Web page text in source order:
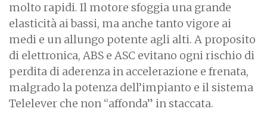
molto rapidi. Il motore sfoggia una grande
elasticità ai bassi, ma anche tanto vigore ai
medi e un allungo potente agli alti. A proposito
di elettronica, ABS e ASC evitano ogni rischio di
perdita di aderenza in accelerazione e frenata,
malgrado la potenza dell’impianto e il sistema
Telelever che non “affonda” in staccata.